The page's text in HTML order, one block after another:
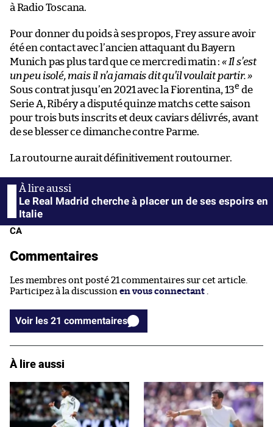
à Radio Toscana.
Pour donner du poids à ses propos, Frey assure avoir
été en contact avec l’ancien attaquant du Bayern
Munich pas plus tard que ce mercredi matin : « Il s’est
un peu isolé, mais il n’a jamais dit qu’il voulait partir. »
Sous contrat jusqu’en 2021 avec la Fiorentina, 13e de
Serie A, Ribéry a disputé quinze matchs cette saison
pour trois buts inscrits et deux caviars délivrés, avant
de se blesser ce dimanche contre Parme.
La routourne aurait définitivement routourner.
Le Real Madrid cherche à placer un de ses espoirs en
Italie
CA
Commentaires
Les membres ont posté 21 commentaires sur cet article.
Participez à la discussion en vous connectant
Voir les 21 commentaires
À lire aussi